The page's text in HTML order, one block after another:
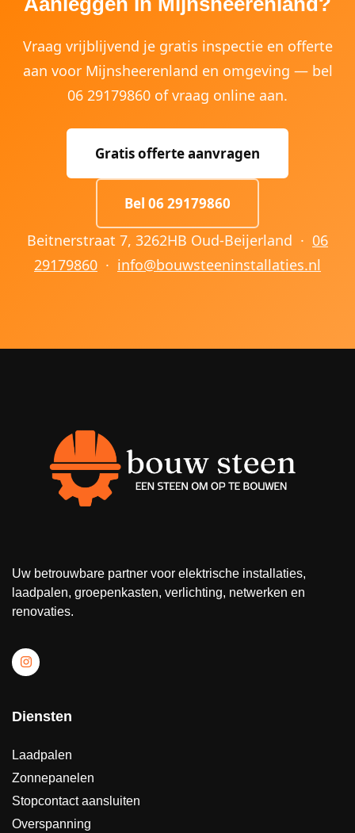
Vraag vrijblijvend je gratis inspectie en offerte
aan voor Mijnsheerenland en omgeving — bel
06 29179860 of vraag online aan.
Gratis offerte aanvragen
Bel 06 29179860
Beitnerstraat 7, 3262HB Oud-Beijerland · 06
29179860 · info@bouwsteeninstallaties.nl
Uw betrouwbare partner voor elektrische installaties,
laadpalen, groepenkasten, verlichting, netwerken en
renovaties.
Diensten
Laadpalen
Zonnepanelen
Stopcontact aansluiten
Overspanning